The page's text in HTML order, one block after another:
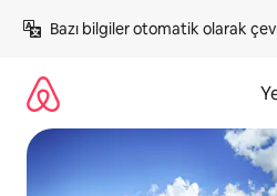
atla
Bazı bilgiler otomatik olarak